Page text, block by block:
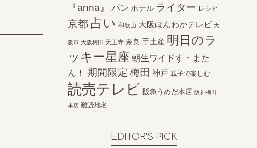
『anna』
パン ホテル ライター レシピ
京都 占い 和歌山 大阪ほんわかテレビ 大
阪市 大阪梅田 天王寺 奈良 手土産 明日のラ
ッキー星座 朝生ワイドす・また
ん！ 期間限定 梅田 神戸 親子で楽しむ
読売テレビ 阪急うめだ本店 阪神梅田
本店 難読地名
EDITOR'S PICK